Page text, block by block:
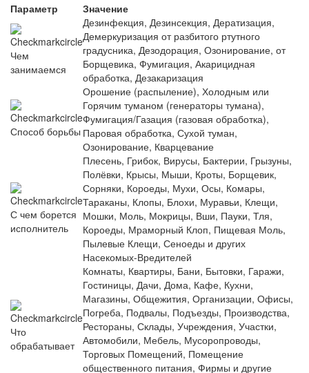
Параметр Значение
Чем
занимаемся
Дезинфекция, Дезинсекция, Дератизация,
Демеркуризация от разбитого ртутного
градусника, Дезодорация, Озонирование, от
Борщевика, Фумигация, Акарицидная
обработка, Дезакаризация
Способ борьбы
Орошение (распыление), Холодным или
Горячим туманом (генераторы тумана),
Фумигация/Газация (газовая обработка),
Паровая обработка, Сухой туман,
Озонирование, Кварцевание
С чем борется
исполнитель
Плесень, Грибок, Вирусы, Бактерии, Грызуны,
Полёвки, Крысы, Мыши, Кроты, Борщевик,
Сорняки, Короеды, Мухи, Осы, Комары,
Тараканы, Клопы, Блохи, Муравьи, Клещи,
Мошки, Моль, Мокрицы, Вши, Пауки, Тля,
Короеды, Мраморный Клоп, Пищевая Моль,
Пылевые Клещи, Сеноеды и других
Насекомых-Вредителей
Что
обрабатывает
Комнаты, Квартиры, Бани, Бытовки, Гаражи,
Гостиницы, Дачи, Дома, Кафе, Кухни,
Магазины, Общежития, Организации, Офисы,
Погреба, Подвалы, Подъезды, Производства,
Рестораны, Склады, Учреждения, Участки,
Автомобили, Мебель, Мусоропроводы,
Торговых Помещений, Помещение
общественного питания, Фирмы и другие